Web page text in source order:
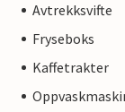
Avtrekksvifte
Fryseboks
Kaffetrakter